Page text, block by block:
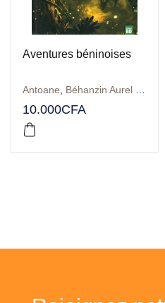
Aventures béninoises
Antoane Béhanzin Aurel Giresse
10.000CFA